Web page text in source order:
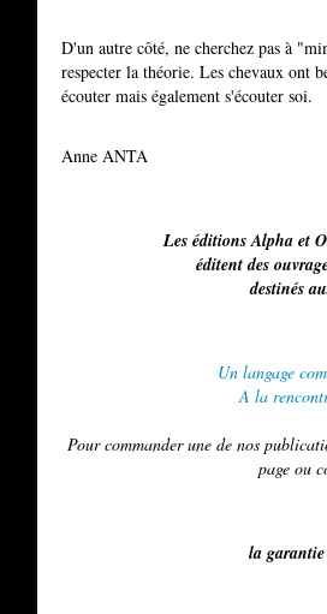
D'un autre côté, ne cherchez pas à
respecter la théorie. Les chevaux ont
écouter mais également s'écouter soi.
Anne ANTA
Les éditions Alpha et
éditent des
destinés
Un langage
A la
Pour commander une de nos
page ou
la